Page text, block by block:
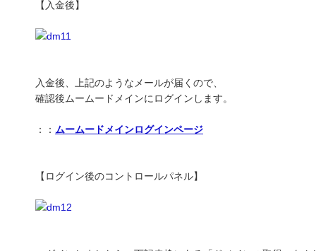
【入金後】
入金後、上記のようなメールが届くので、
確認後ムームードメインにログインします。
：： ムームードメインログインページ
【ログイン後のコントロールパネル】